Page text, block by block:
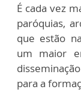
É cada vez
paróquias,
que estão
um maior
para a